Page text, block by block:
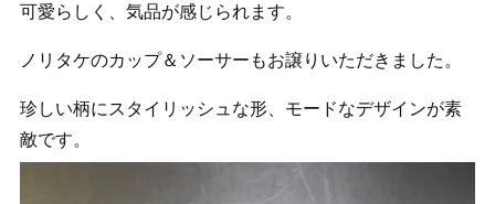
可愛らしく、気品が感じられます。
ノリタケのカップ＆ソーサーもお譲りいただきました。
珍しい柄にスタイリッシュな形、モードなデザインが素
敵です。